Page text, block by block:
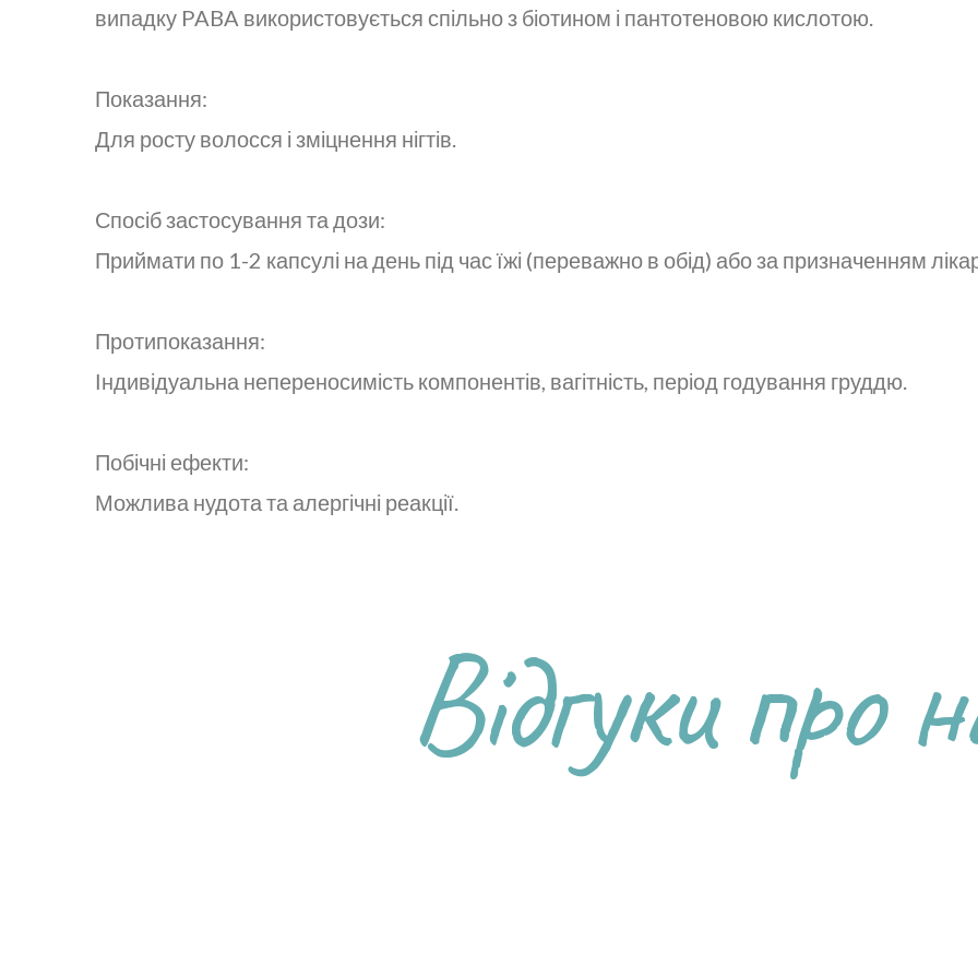
випадку PABA використовується спільно з біотином і пантотеновою кислотою.
Показання:
Для росту волосся і зміцнення нігтів.
Спосіб застосування та дози:
Приймати по 1-2 капсулі на день під час їжі (переважно в обід) або за призначенням
Протипоказання:
Індивідуальна непереносимість компонентів, вагітність, період годування груддю.
Побічні ефекти:
Можлива нудота та алергічні реакції.
Відгуки про